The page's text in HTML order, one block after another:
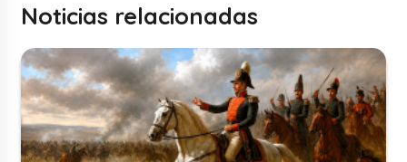
Noticias relacionadas